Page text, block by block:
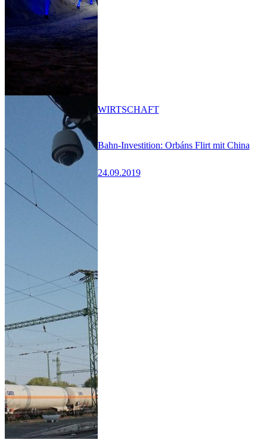
Bahn-Investition: Orbáns Flirt mit China
24.09.2019
WIRTSCHAFT